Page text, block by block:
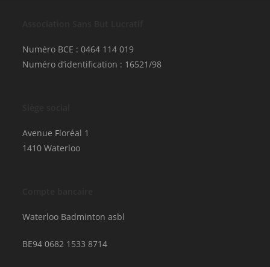
Numéro BCE : 0464 114 019
Numéro d’identification : 16521/98
Avenue Floréal 1
1410 Waterloo
Waterloo Badminton asbl
BE94 0682 1533 8714